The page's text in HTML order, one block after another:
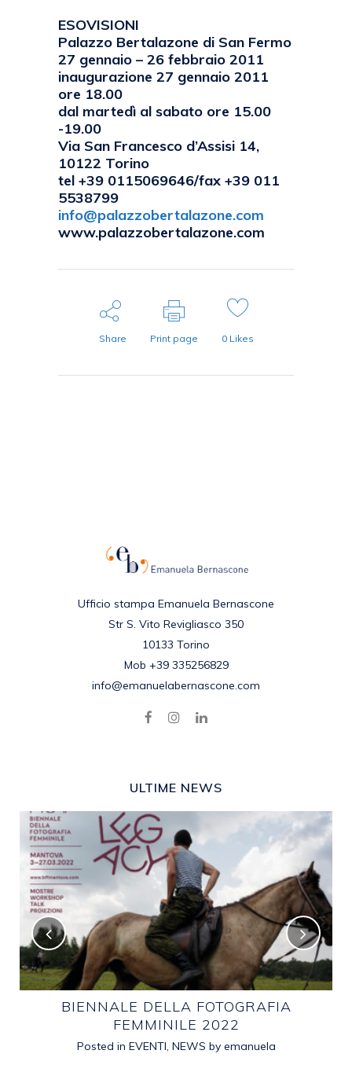
ESOVISIONI
Palazzo Bertalazone di San Fermo
27 gennaio – 26 febbraio 2011
inaugurazione 27 gennaio 2011
ore 18.00
dal martedì al sabato ore 15.00
-19.00
Via San Francesco d’Assisi 14,
10122 Torino
tel +39 0115069646/fax +39 011
5538799
info@palazzobertalazone.com
www.palazzobertalazone.com
Share Print page 0Likes
Ufficio stampa Emanuela Bernascone
Str S. Vito Revigliasco 350
10133 Torino
Mob +39 335256829
info@emanuelabernascone.com
ULTIME NEWS
BIENNALE DELLA FOTOGRAFIA
FEMMINILE 2022
Posted in EVENTI, NEWS by emanuela